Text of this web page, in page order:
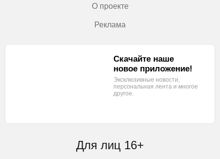
О проекте
Реклама
Для лиц 16+
Скачайте наше
новое приложение!
Эксклюзивные новости,
персональная лента и многое
другое.